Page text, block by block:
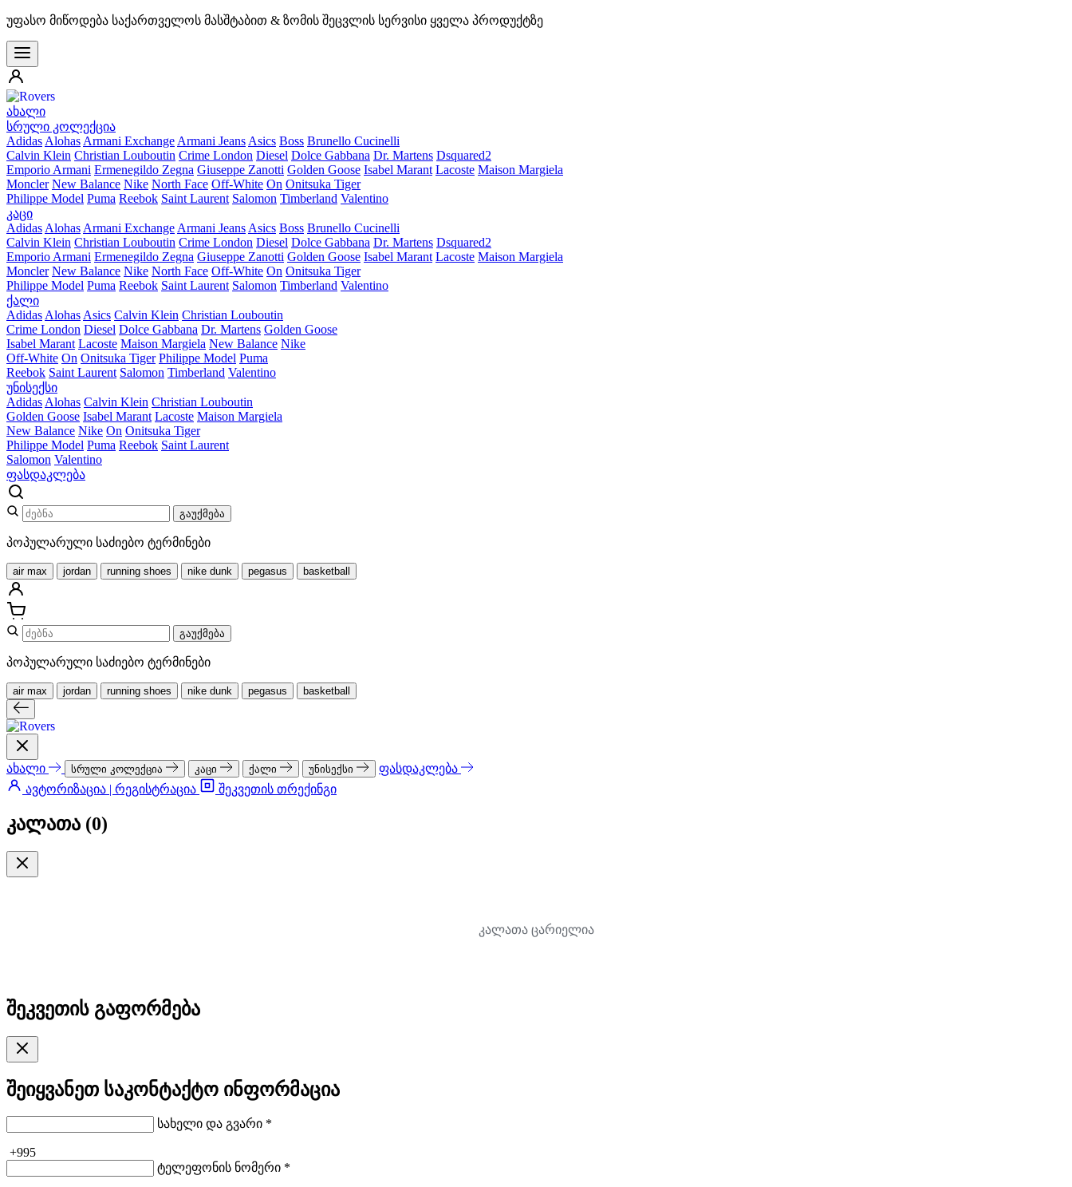
უფასო მიწოდება საქართველოს მასშტაბით & ზომის შეცვლის სერვისი ყველა პროდუქტზე
ახალი
სრული კოლექცია
Adidas Alohas Armani Exchange Armani Jeans Asics Boss Brunello Cucinelli
Calvin Klein Christian Louboutin Crime London Diesel Dolce Gabbana Dr. Martens Dsquared2
Emporio Armani Ermenegildo Zegna Giuseppe Zanotti Golden Goose Isabel Marant Lacoste Maison Margiela
Moncler New Balance Nike North Face Off-White On Onitsuka Tiger
Philippe Model Puma Reebok Saint Laurent Salomon Timberland Valentino
კაცი
Adidas Alohas Armani Exchange Armani Jeans Asics Boss Brunello Cucinelli
Calvin Klein Christian Louboutin Crime London Diesel Dolce Gabbana Dr. Martens Dsquared2
Emporio Armani Ermenegildo Zegna Giuseppe Zanotti Golden Goose Isabel Marant Lacoste Maison Margiela
Moncler New Balance Nike North Face Off-White On Onitsuka Tiger
Philippe Model Puma Reebok Saint Laurent Salomon Timberland Valentino
ქალი
Adidas Alohas Asics Calvin Klein Christian Louboutin
Crime London Diesel Dolce Gabbana Dr. Martens Golden Goose
Isabel Marant Lacoste Maison Margiela New Balance Nike
Off-White On Onitsuka Tiger Philippe Model Puma
Reebok Saint Laurent Salomon Timberland Valentino
უნისექსი
Adidas Alohas Calvin Klein Christian Louboutin
Golden Goose Isabel Marant Lacoste Maison Margiela
New Balance Nike On Onitsuka Tiger
Philippe Model Puma Reebok Saint Laurent
Salomon Valentino
ფასდაკლება
გაუქმება
პოპულარული საძიებო ტერმინები
air max jordan running shoes nike dunk pegasus basketball
გაუქმება
პოპულარული საძიებო ტერმინები
air max jordan running shoes nike dunk pegasus basketball
ახალი სრული კოლექცია კაცი ქალი უნისექსი
ფასდაკლება
ავტორიზაცია | რეგისტრაცია
შეკვეთის თრექინგი
კალათა (0)
კალათა ცარიელია
შეკვეთის გაფორმება
შეიყვანეთ საკონტაქტო ინფორმაცია
სახელი და გვარი *
+995
ტელეფონის ნომერი *